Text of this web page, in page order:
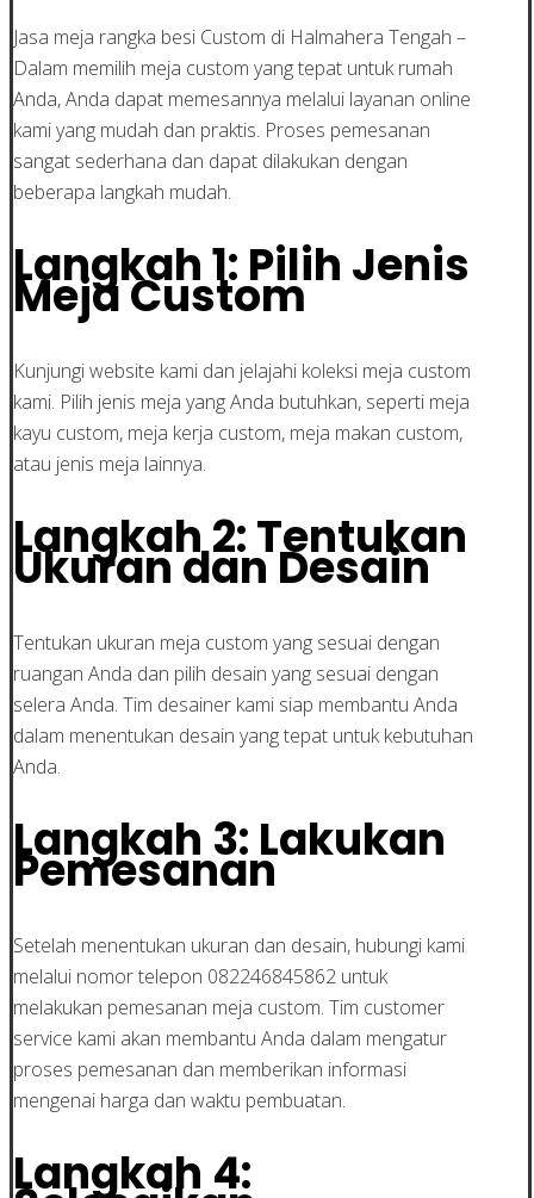
Jasa meja rangka besi Custom di Halmahera Tengah –
Dalam memilih meja custom yang tepat untuk rumah
Anda, Anda dapat memesannya melalui layanan online
kami yang mudah dan praktis. Proses pemesanan
sangat sederhana dan dapat dilakukan dengan
beberapa langkah mudah.
Langkah 1: Pilih Jenis
Meja Custom
Kunjungi website kami dan jelajahi koleksi meja custom
kami. Pilih jenis meja yang Anda butuhkan, seperti meja
kayu custom, meja kerja custom, meja makan custom,
atau jenis meja lainnya.
Langkah 2: Tentukan
Ukuran dan Desain
Tentukan ukuran meja custom yang sesuai dengan
ruangan Anda dan pilih desain yang sesuai dengan
selera Anda. Tim desainer kami siap membantu Anda
dalam menentukan desain yang tepat untuk kebutuhan
Anda.
Langkah 3: Lakukan
Pemesanan
Setelah menentukan ukuran dan desain, hubungi kami
melalui nomor telepon 082246845862 untuk
melakukan pemesanan meja custom. Tim customer
service kami akan membantu Anda dalam mengatur
proses pemesanan dan memberikan informasi
mengenai harga dan waktu pembuatan.
Langkah 4: